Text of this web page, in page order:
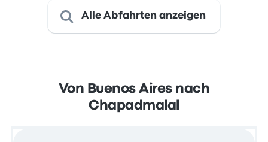
Alle Abfahrten anzeigen
Von Buenos Aires nach
Chapadmalal